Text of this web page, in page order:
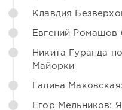
Клавдия
Евгений Ромашов
Никита Гуранда
Майорки
Галина
Егор Мельников: